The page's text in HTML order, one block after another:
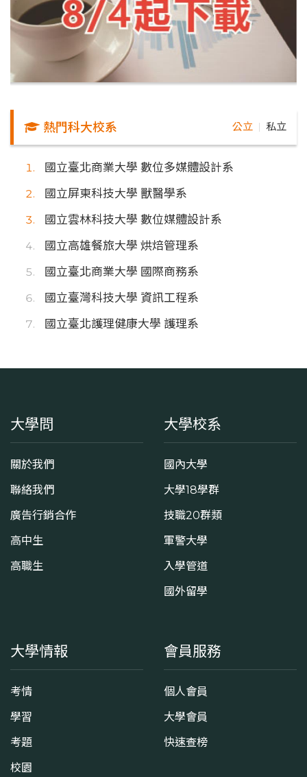
熱門科大校系 公立 私立
國立臺北商業大學 數位多媒體設計系
國立屏東科技大學 獸醫學系
國立雲林科技大學 數位媒體設計系
國立高雄餐旅大學 烘焙管理系
國立臺北商業大學 國際商務系
國立臺灣科技大學 資訊工程系
國立臺北護理健康大學 護理系
大學問
關於我們
聯絡我們
廣告行銷合作
高中生
高職生
大學校系
國內大學
大學18學群
技職20群類
軍警大學
入學管道
國外留學
大學情報
考情
學習
考題
校園
會員服務
個人會員
大學會員
快速查榜